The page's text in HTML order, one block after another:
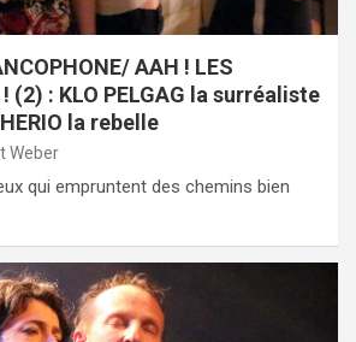
AAH ! LES
! (2) : KLO PELGAG la surréaliste
la rebelle
Weber
qui empruntent des chemins bien